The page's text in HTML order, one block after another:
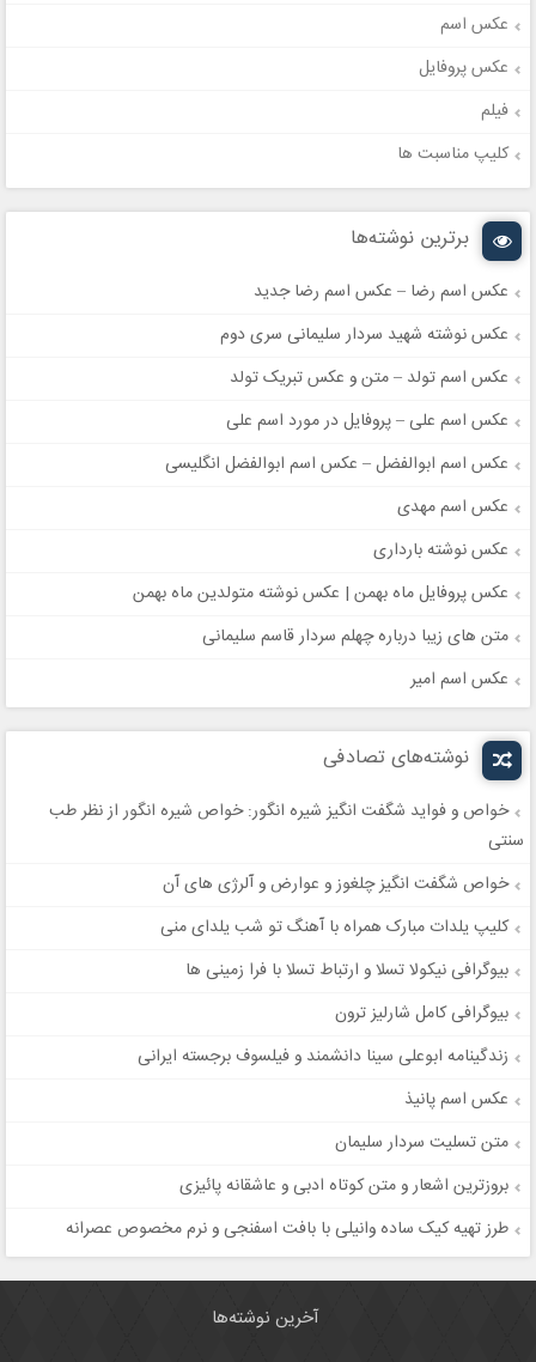
عکس اسم
عکس پروفایل
فیلم
کلیپ مناسبت ها
برترین نوشته‌ها
عکس اسم رضا – عکس اسم رضا جدید
عکس نوشته شهید سردار سلیمانی سری دوم
عکس اسم تولد – متن و عکس تبریک تولد
عکس اسم علی – پروفایل در مورد اسم علی
عکس اسم ابوالفضل – عکس اسم ابوالفضل انگلیسی
عکس اسم مهدی
عکس نوشته بارداری
عکس پروفایل ماه بهمن | عکس نوشته متولدین ماه بهمن
متن های زیبا درباره چهلم سردار قاسم سلیمانی
عکس اسم امیر
نوشته‌های تصادفی
خواص و فواید شگفت انگیز شیره انگور: خواص شیره انگور از نظر طب
سنتی
خواص شگفت انگیز چلغوز و عوارض و آلرژی های آن
کلیپ‌ یلدات مبارک همراه با آهنگ تو شب یلدای منی
بیوگرافی نیکولا تسلا و ارتباط تسلا با فرا زمینی ها
بیوگرافی کامل شارلیز ترون
زندگینامه ابوعلی سینا دانشمند و فیلسوف برجسته ایرانی
عکس اسم پانیذ
متن تسلیت سردار سلیمان
بروزترین اشعار و متن کوتاه ادبی و عاشقانه پائیزی
طرز تهیه کیک ساده وانیلی با بافت اسفنجی و نرم مخصوص عصرانه
آخرین نوشته‌ها